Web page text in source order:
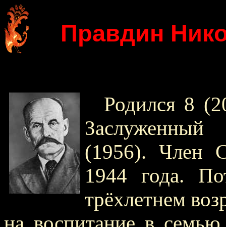
Правдин
Родился 8
(1956). Член
1944 года.
трёхлетнем